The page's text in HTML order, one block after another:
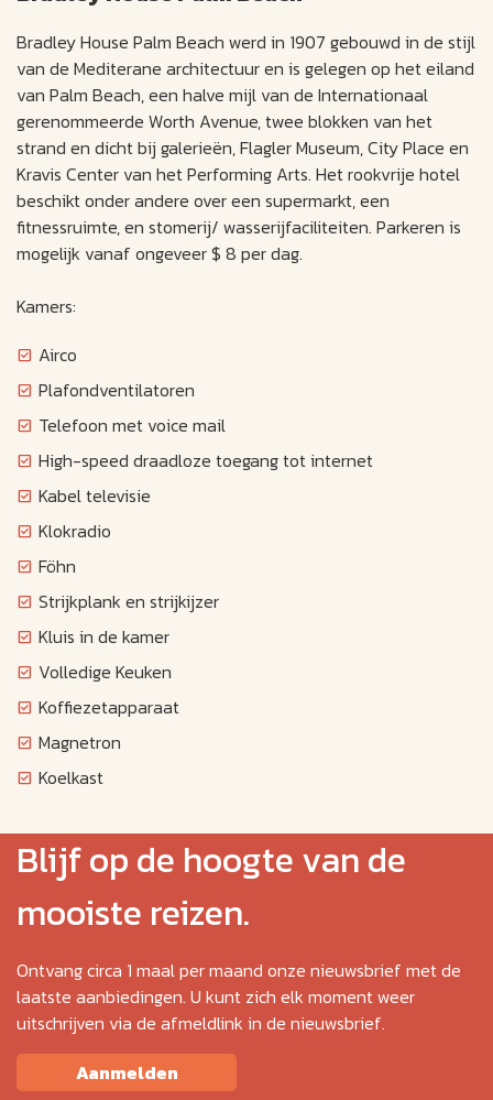
Bradley House Palm Beach werd in 1907 gebouwd in de stijl
van de Mediterane architectuur en is gelegen op het eiland
van Palm Beach, een halve mijl van de Internationaal
gerenommeerde Worth Avenue, twee blokken van het
strand en dicht bij galerieën, Flagler Museum, City Place en
Kravis Center van het Performing Arts. Het rookvrije hotel
beschikt onder andere over een supermarkt, een
fitnessruimte, en stomerij/ wasserijfaciliteiten. Parkeren is
mogelijk vanaf ongeveer $ 8 per dag.
Kamers:
Airco
Plafondventilatoren
Telefoon met voice mail
High-speed draadloze toegang tot internet
Kabel televisie
Klokradio
Föhn
Strijkplank en strijkijzer
Kluis in de kamer
Volledige Keuken
Koffiezetapparaat
Magnetron
Koelkast
Blijf op de hoogte van de
mooiste reizen.
Ontvang circa 1 maal per maand onze nieuwsbrief met de
laatste aanbiedingen. U kunt zich elk moment weer
uitschrijven via de afmeldlink in de nieuwsbrief.
Aanmelden